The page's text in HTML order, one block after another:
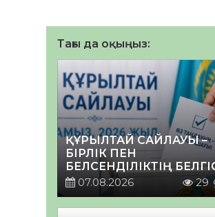
Тағы да оқыңыз:
ҚҰРЫЛТАЙ САЙЛАУЫ –
БІРЛІК ПЕН
БЕЛСЕНДІЛІКТІҢ
07.08.2026
29